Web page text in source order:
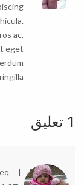
ac,
eget
1 تعليق
Posted